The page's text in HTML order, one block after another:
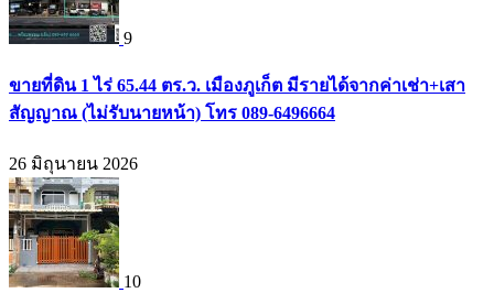
9
ขายที่ดิน 1 ไร่ 65.44 ตร.ว. เมืองภูเก็ต มีรายได้จากค่าเช่า+เสา
สัญญาณ (ไม่รับนายหน้า) โทร 089-6496664
26 มิถุนายน 2026
10